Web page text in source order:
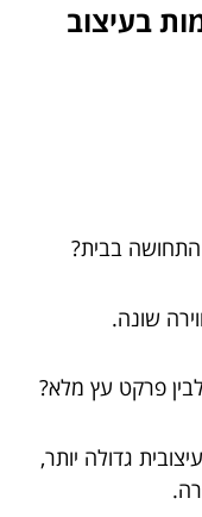
בעיצוב
שונה.
גדולה יותר,